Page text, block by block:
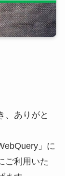
、ありがと
」に
ご利用いた